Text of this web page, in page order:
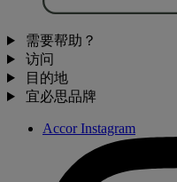
需要帮助？
访问
目的地
宜必思品牌
Accor Instagram